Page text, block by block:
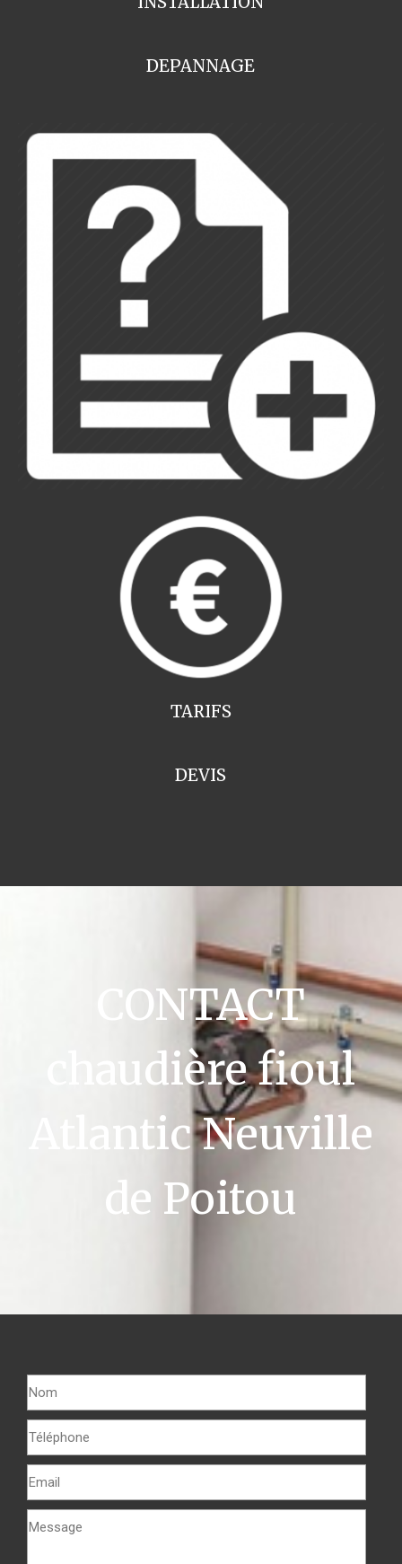
DEPANNAGE
TARIFS
DEVIS
CONTACT
chaudière fioul
Atlantic Neuville
de Poitou